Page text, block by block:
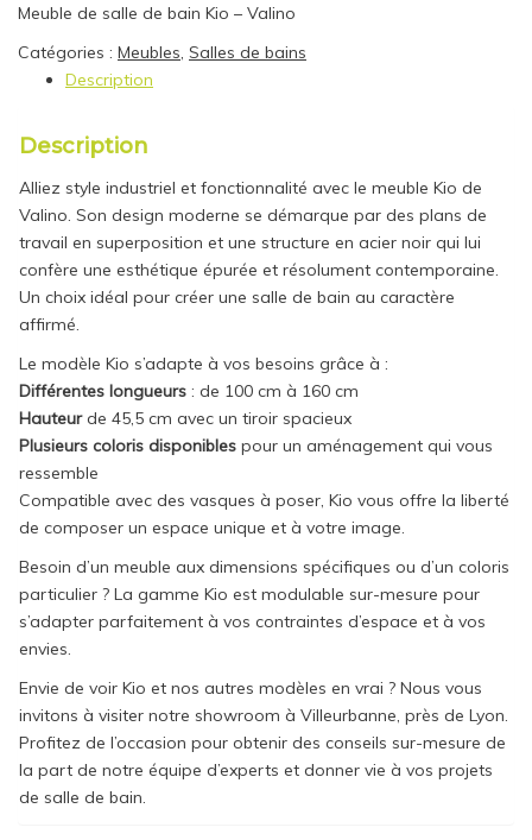
Meuble de salle de bain Kio – Valino
Catégories : Meubles, Salles de bains
Description
Description
Alliez style industriel et fonctionnalité avec le meuble Kio de
Valino. Son design moderne se démarque par des plans de
travail en superposition et une structure en acier noir qui lui
confère une esthétique épurée et résolument contemporaine.
Un choix idéal pour créer une salle de bain au caractère
affirmé.
Le modèle Kio s’adapte à vos besoins grâce à :
Différentes longueurs : de 100 cm à 160 cm
Hauteurde 45,5 cm avec un tiroir spacieux
Plusieurs coloris disponibles pour un aménagement qui vous
ressemble
Compatible avec des vasques à poser, Kio vous offre la liberté
de composer un espace unique et à votre image.
Besoin d’un meuble aux dimensions spécifiques ou d’un coloris
particulier ? La gamme Kio est modulable sur-mesure pour
s’adapter parfaitement à vos contraintes d’espace et à vos
envies.
Envie de voir Kio et nos autres modèles en vrai ? Nous vous
invitons à visiter notre showroom à Villeurbanne, près de Lyon.
Profitez de l’occasion pour obtenir des conseils sur-mesure de
la part de notre équipe d’experts et donner vie à vos projets
de salle de bain.